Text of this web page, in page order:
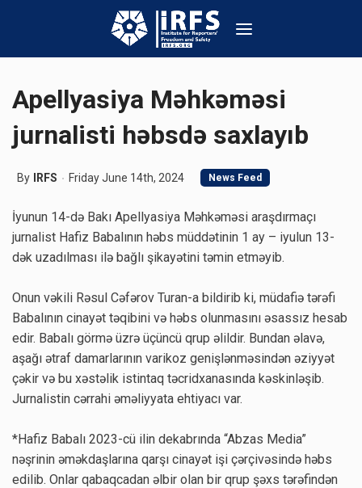
Apellyasiya Məhkəməsi
jurnalisti həbsdə saxlayıb
By IRFS Friday June 14th, 2024 News Feed
İyunun 14-də Bakı Apellyasiya Məhkəməsi araşdırmaçı
jurnalist Hafiz Babalının həbs müddətinin 1 ay – iyulun 13-
dək uzadılması ilə bağlı şikayətini təmin etməyib.
Onun vəkili Rəsul Cəfərov Turan-a bildirib ki, müdafiə tərəfi
Babalının cinayət təqibini və həbs olunmasını əsassız hesab
edir. Babalı görmə üzrə üçüncü qrup əlildir. Bundan əlavə,
aşağı ətraf damarlarının varikoz genişlənməsindən əziyyət
çəkir və bu xəstəlik istintaq təcridxanasında kəskinləşib.
Jurnalistin cərrahi əməliyyata ehtiyacı var.
*Hafiz Babalı 2023-cü ilin dekabrında “Abzas Media”
nəşrinin əməkdaşlarına qarşı cinayət işi çərçivəsində həbs
edilib. Onlar qabaqcadan əlbir olan bir qrup şəxs tərəfindən